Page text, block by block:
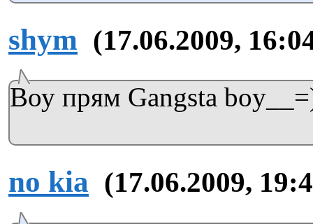
shym (17.06.2009,
Воу прям Gangsta
no kia (17.06.2009,